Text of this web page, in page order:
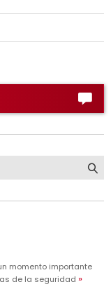
momento importante
de la seguridad